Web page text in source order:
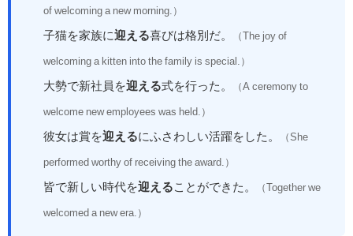
of welcoming a new morning.）
子猫を家族に迎える喜びは格別だ。 （The joy of
welcoming a kitten into the family is special.）
大勢で新社員を迎える式を行った。 （A ceremony to
welcome new employees was held.）
彼女は賞を迎えるにふさわしい活躍をした。 （She
performed worthy of receiving the award.）
皆で新しい時代を迎える ことができた。 （Together we
welcomed a new era.）